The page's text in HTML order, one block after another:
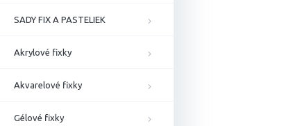
SADY FIX A PASTELIEK
Akrylové fixky
Akvarelové fixky
Gélové fixky